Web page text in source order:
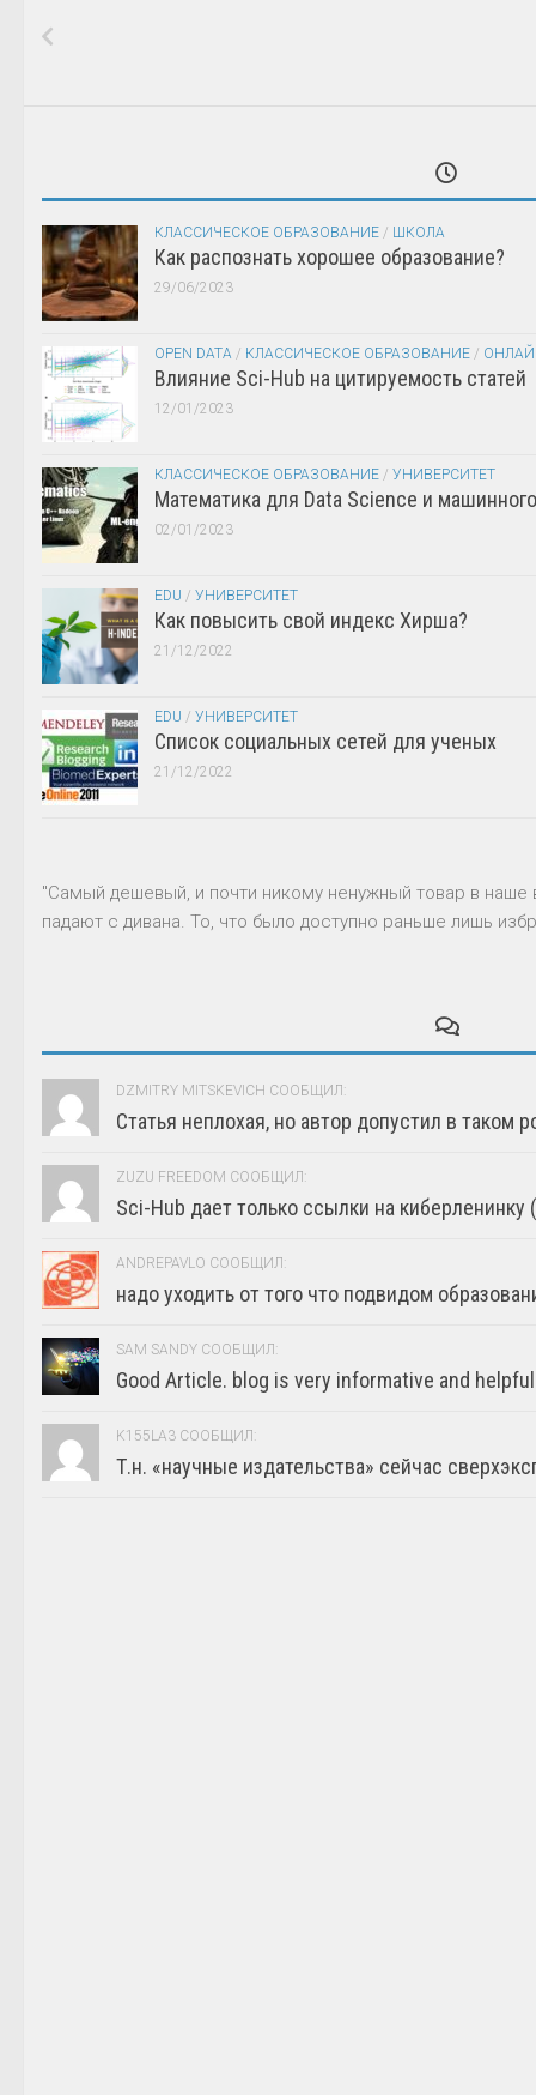
КЛАССИЧЕСКОЕ ОБРАЗОВАНИЕ / ШКОЛА
Как распознать хорошее образование?
29/06/2023
OPEN DATA / КЛАССИЧЕСКОЕ ОБРАЗОВАНИЕ /
Влияние Sci-Hub на цитируемость статей
12/01/2023
КЛАССИЧЕСКОЕ ОБРАЗОВАНИЕ / УНИВЕРСИТЕТ
Математика для Data Science и
02/01/2023
EDU / УНИВЕРСИТЕТ
Как повысить свой индекс Хирша?
21/12/2022
EDU / УНИВЕРСИТЕТ
Список социальных сетей для ученых
21/12/2022
"Самый дешевый, и почти никому ненужный товар в
падают с дивана. То, что было доступно раньше лишь
DZMITRY MITSKEVICH СООБЩИЛ:
Статья неплохая, но автор допустил в таком
ZUZU FREEDOM СООБЩИЛ:
Sci-Hub дает только ссылки на киберленинку
ANDREPAVLO СООБЩИЛ:
надо уходить от того что подвидом
SAM SANDY СООБЩИЛ:
Good Article. blog is very informative and helpful
K155LA3 СООБЩИЛ:
Т.н. «научные издательства» сейчас